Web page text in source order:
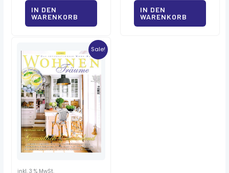
IN DEN
WARENKORB
IN DEN
WARENKORB
Sale!
inkl. 3 % MwSt.
Ursprünglicher
war:
8,00 €
Aktueller
Preis
ist:
0,70 €.